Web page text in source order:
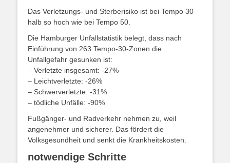
Das Verletzungs- und Sterberisiko ist bei Tempo 30
halb so hoch wie bei Tempo 50.
Die Hamburger Unfallstatistik belegt, dass nach
Einführung von 263 Tempo-30-Zonen die
Unfallgefahr gesunken ist:
– Verletzte insgesamt: -27%
– Leichtverletzte: -26%
– Schwerverletzte: -31%
– tödliche Unfälle: -90%
Fußgänger- und Radverkehr nehmen zu, weil
angenehmer und sicherer. Das fördert die
Volksgesundheit und senkt die Krankheitskosten.
notwendige Schritte